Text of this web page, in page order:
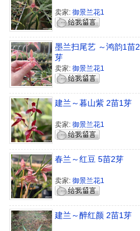
卖家: 御景兰花1
墨兰扫尾艺 ～鸿韵1苗2
芽
卖家: 御景兰花1
建兰～暮山紫 2苗1芽
卖家: 御景兰花1
春兰～红豆 5苗2芽
卖家: 御景兰花1
建兰～醉红颜 2苗1芽